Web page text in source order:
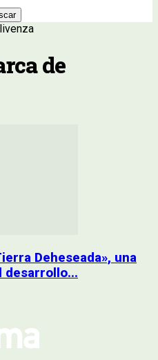
de
Deheseada», una
desarrollo...